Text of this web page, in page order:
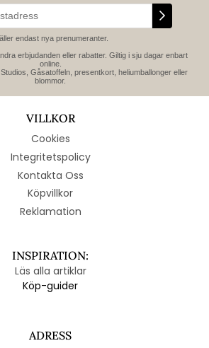
endast nya prenumeranter.
erbjudanden eller rabatter. Giltig i sju dagar enbart
online.
Gåsatoffeln, presentkort, heliumballonger eller
blommor.
VILLKOR
Cookies
Integritetspolicy
Kontakta Oss
Köpvillkor
Reklamation
INSPIRATION:
Läs alla artiklar
Köp-guider
ADRESS